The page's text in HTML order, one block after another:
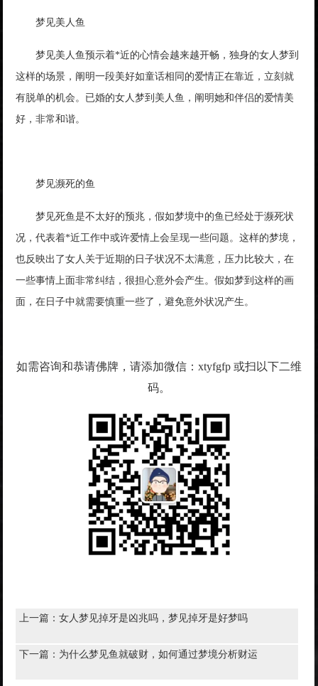
梦见美人鱼
梦见美人鱼预示着*近的心情会越来越开畅，独身的女人梦到
这样的场景，阐明一段美好如童话相同的爱情正在靠近，立刻就
有脱单的机会。已婚的女人梦到美人鱼，阐明她和伴侣的爱情美
好，非常和谐。
梦见濒死的鱼
梦见死鱼是不太好的预兆，假如梦境中的鱼已经处于濒死状
况，代表着*近工作中或许爱情上会呈现一些问题。这样的梦境，
也反映出了女人关于近期的日子状况不太满意，压力比较大，在
一些事情上面非常纠结，很担心意外会产生。假如梦到这样的画
面，在日子中就需要慎重一些了，避免意外状况产生。
如需咨询和恭请佛牌，请添加微信：xtyfgfp 或扫以下二维
码。
上一篇：女人梦见掉牙是凶兆吗，梦见掉牙是好梦吗
下一篇： 为什么梦见鱼就破财，如何通过梦境分析财运